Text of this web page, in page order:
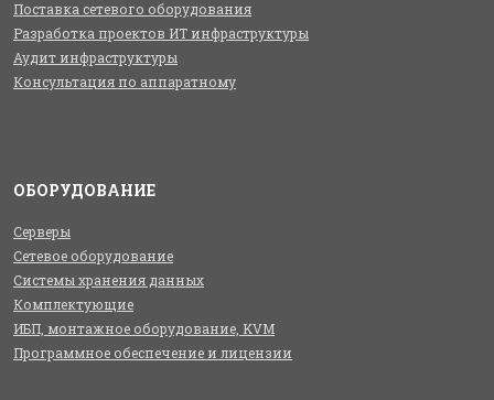
Поставка сетевого оборудования
Разработка проектов ИТ инфраструктуры
Аудит инфраструктуры
Консультация по аппаратному
ОБОРУДОВАНИЕ
Серверы
Сетевое оборудование
Системы хранения данных
Комплектующие
ИБП, монтажное оборудование, KVM
Программное обеспечение и лицензии